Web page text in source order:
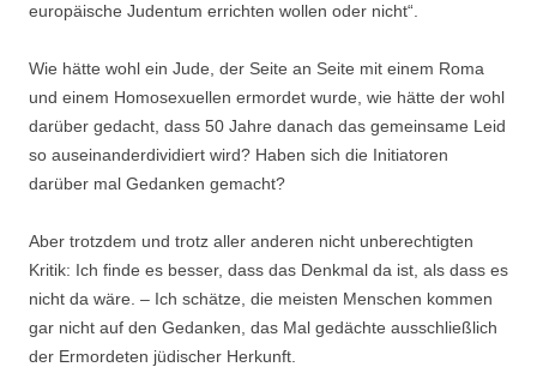
europäische Judentum errichten wollen oder nicht“.
Wie hätte wohl ein Jude, der Seite an Seite mit einem Roma
und einem Homosexuellen ermordet wurde, wie hätte der wohl
darüber gedacht, dass 50 Jahre danach das gemeinsame Leid
so auseinanderdividiert wird? Haben sich die Initiatoren
darüber mal Gedanken gemacht?
Aber trotzdem und trotz aller anderen nicht unberechtigten
Kritik: Ich finde es besser, dass das Denkmal da ist, als dass es
nicht da wäre. – Ich schätze, die meisten Menschen kommen
gar nicht auf den Gedanken, das Mal gedächte ausschließlich
der Ermordeten jüdischer Herkunft.